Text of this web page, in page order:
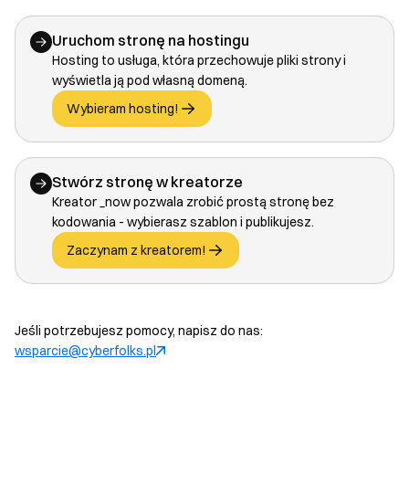
Uruchom stronę na hostingu
Hosting to usługa, która przechowuje pliki strony i
wyświetla ją pod własną domeną.
Wybieram hosting!
Stwórz stronę w kreatorze
Kreator _now pozwala zrobić prostą stronę bez
kodowania - wybierasz szablon i publikujesz.
Zaczynam z kreatorem!
Jeśli potrzebujesz pomocy, napisz do nas:
wsparcie@cyberfolks.pl